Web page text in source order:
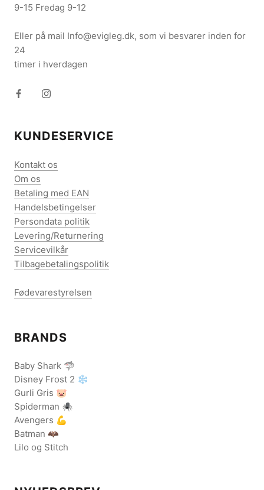
9-15 Fredag 9-12
Eller på mail Info@evigleg.dk, som vi besvarer inden for
24
timer i hverdagen
KUNDESERVICE
Kontakt os
Om os
Betaling med EAN
Handelsbetingelser
Persondata politik
Levering/Returnering
Servicevilkår
Tilbagebetalingspolitik
Fødevarestyrelsen
BRANDS
Baby Shark 🦈
Disney Frost 2 ❄️
Gurli Gris 🐷
Spiderman 🕷️
Avengers 💪
Batman 🦇
Lilo og Stitch